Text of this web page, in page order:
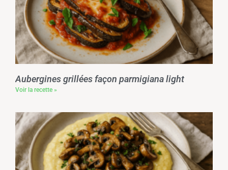
Aubergines grillées façon parmigiana light
Voir la recette »